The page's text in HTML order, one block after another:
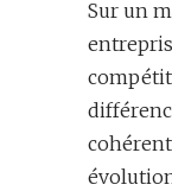
Sur un